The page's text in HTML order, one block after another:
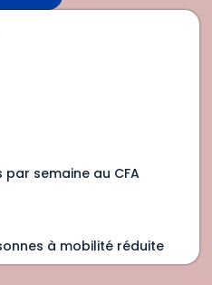
semaine au CFA
à mobilité réduite